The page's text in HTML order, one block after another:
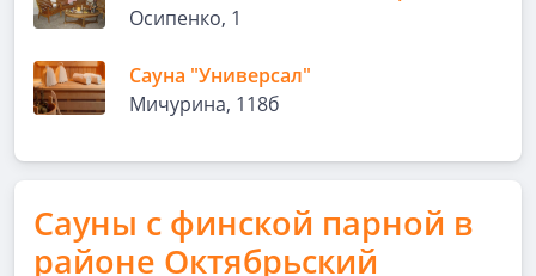
Осипенко, 1
Сауна "Универсал"
Мичурина, 118б
Сауны с финской парной в
районе Октябрьский